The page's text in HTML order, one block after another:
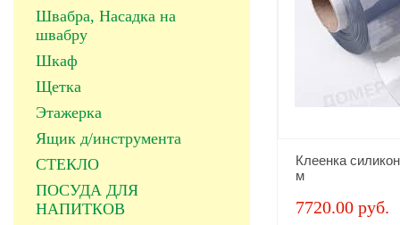
Швабра, Насадка на
швабру
Шкаф
Щетка
Этажерка
Ящик д/инструмента
СТЕКЛО
ПОСУДА ДЛЯ
НАПИТКОВ
Клеенка
м
7720.00 руб.